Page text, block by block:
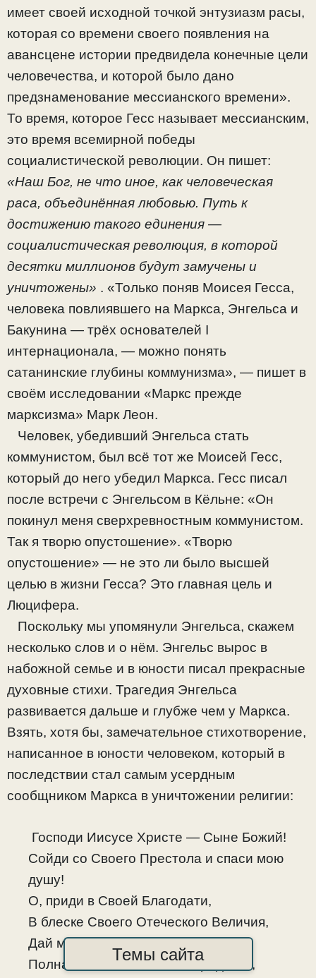
имеет своей исходной точкой энтузиазм расы,
которая со времени своего появления на
авансцене истории предвидела конечные цели
человечества, и которой было дано
предзнаменование мессианского времени».
То время, которое Гесс называет мессианским,
это время всемирной победы
социалистической революции. Он пишет:
«Наш Бог, не что иное, как человеческая
раса, объединённая любовью. Путь к
достижению такого единения —
социалистическая революция, в которой
десятки миллионов будут замучены и
уничтожены» . «Только поняв Моисея Гесса,
человека повлиявшего на Маркса, Энгельса и
Бакунина — трёх основателей I
интернационала, — можно понять
сатанинские глубины коммунизма», — пишет в
своём исследовании «Маркс прежде
марксизма» Марк Леон.
Человек, убедивший Энгельса стать
коммунистом, был всё тот же Моисей Гесс,
который до него убедил Маркса. Гесс писал
после встречи с Энгельсом в Кёльне: «Он
покинул меня сверхревностным коммунистом.
Так я творю опустошение». «Творю
опустошение» — не это ли было высшей
целью в жизни Гесса? Это главная цель и
Люцифера.
Поскольку мы упомянули Энгельса, скажем
несколько слов и о нём. Энгельс вырос в
набожной семье и в юности писал прекрасные
духовные стихи. Трагедия Энгельса
развивается дальше и глубже чем у Маркса.
Взять, хотя бы, замечательное стихотворение,
написанное в юности человеком, который в
последствии стал самым усердным
сообщником Маркса в уничтожении религии:
Господи Иисусе Христе — Сыне Божий!
Сойди со Своего Престола и спаси мою
душу!
О, приди в Своей Благодати,
В блеске Своего Отеческого Величия,
Дай мне склониться пред Тобою.
Полна любви и величия та радость,
Темы сайта